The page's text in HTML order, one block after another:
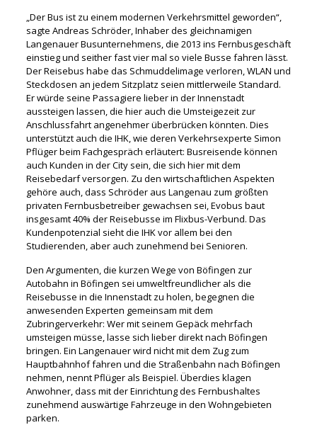
„Der Bus ist zu einem modernen Verkehrsmittel geworden“,
sagte Andreas Schröder, Inhaber des gleichnamigen
Langenauer Busunternehmens, die 2013 ins Fernbusgeschäft
einstieg und seither fast vier mal so viele Busse fahren lässt.
Der Reisebus habe das Schmuddelimage verloren, WLAN und
Steckdosen an jedem Sitzplatz seien mittlerweile Standard.
Er würde seine Passagiere lieber in der Innenstadt
aussteigen lassen, die hier auch die Umsteigezeit zur
Anschlussfahrt angenehmer überbrücken könnten. Dies
unterstützt auch die IHK, wie deren Verkehrsexperte Simon
Pflüger beim Fachgespräch erläutert: Busreisende können
auch Kunden in der City sein, die sich hier mit dem
Reisebedarf versorgen. Zu den wirtschaftlichen Aspekten
gehöre auch, dass Schröder aus Langenau zum größten
privaten Fernbusbetreiber gewachsen sei, Evobus baut
insgesamt 40% der Reisebusse im Flixbus-Verbund. Das
Kundenpotenzial sieht die IHK vor allem bei den
Studierenden, aber auch zunehmend bei Senioren.
Den Argumenten, die kurzen Wege von Böfingen zur
Autobahn in Böfingen sei umweltfreundlicher als die
Reisebusse in die Innenstadt zu holen, begegnen die
anwesenden Experten gemeinsam mit dem
Zubringerverkehr: Wer mit seinem Gepäck mehrfach
umsteigen müsse, lasse sich lieber direkt nach Böfingen
bringen. Ein Langenauer wird nicht mit dem Zug zum
Hauptbahnhof fahren und die Straßenbahn nach Böfingen
nehmen, nennt Pflüger als Beispiel. Überdies klagen
Anwohner, dass mit der Einrichtung des Fernbushaltes
zunehmend auswärtige Fahrzeuge in den Wohngebieten
parken.